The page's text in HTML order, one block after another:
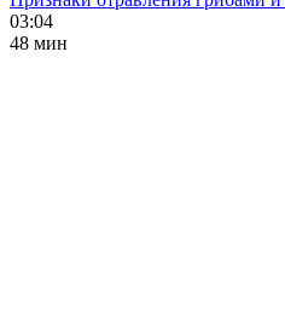
03:04
48 мин